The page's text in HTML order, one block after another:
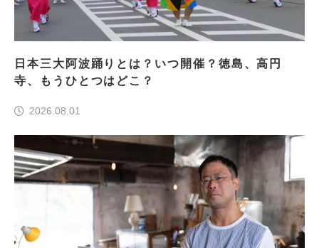
日本三大阿波踊りとは？いつ開催？徳島、高円
寺、もうひとつはどこ？
2026.08.01